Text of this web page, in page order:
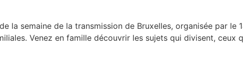
la semaine de la transmission de Bruxelles, organisée par
Venez en famille découvrir les sujets qui divisent,